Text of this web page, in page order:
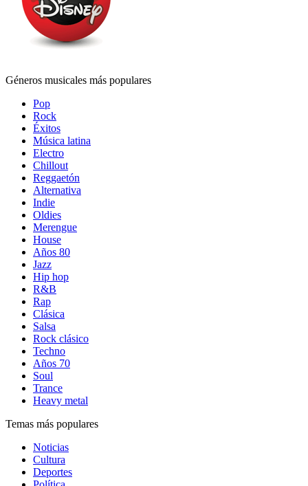
Géneros musicales más populares
Pop
Rock
Éxitos
Música latina
Electro
Chillout
Reggaetón
Alternativa
Indie
Oldies
Merengue
House
Años 80
Jazz
Hip hop
R&B
Rap
Clásica
Salsa
Rock clásico
Techno
Años 70
Soul
Trance
Heavy metal
Temas más populares
Noticias
Cultura
Deportes